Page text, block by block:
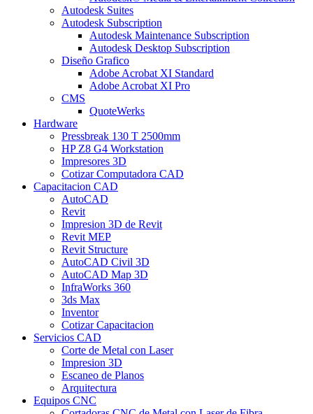
Autodesk Suites
Autodesk Subscription
Autodesk Maintenance Subscription
Autodesk Desktop Subscription
Diseño Grafico
Adobe Acrobat XI Standard
Adobe Acrobat XI Pro
CMS
QuoteWerks
Hardware
Pressbreak 130 T 2500mm
HP Z8 G4 Workstation
Impresores 3D
Cotizar Computadora CAD
Capacitacion CAD
AutoCAD
Revit
Impresion 3D de Revit
Revit MEP
Revit Structure
AutoCAD Civil 3D
AutoCAD Map 3D
InfraWorks 360
3ds Max
Inventor
Cotizar Capacitacion
Servicios CAD
Corte de Metal con Laser
Impresion 3D
Escaneo de Planos
Arquitectura
Equipos CNC